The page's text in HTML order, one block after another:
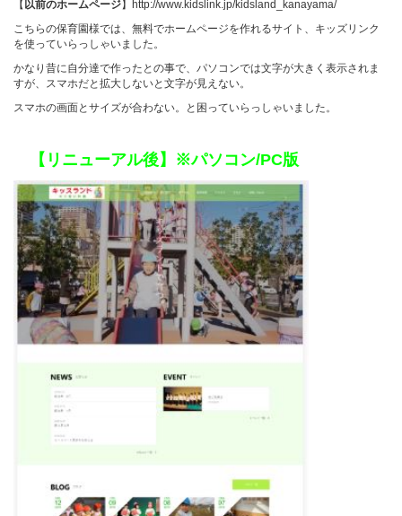
【 以前のホームページ】
http://www.kidslink.jp/kidsland_kanayama/
こちらの保育園様では、無料でホームページを作れるサイト、キッズリンク
を使っていらっしゃいました。
かなり昔に自分達で作ったとの事で、パソコンでは文字が大きく表示されま
すが、スマホだと拡大しないと文字が見えない。
スマホの画面とサイズが合わない。と困っていらっしゃいました。
【リニューアル後】※パソコン/PC版